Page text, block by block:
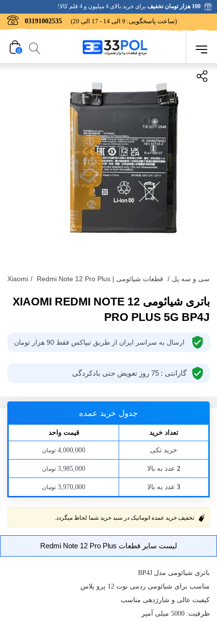
100 هزار تومان تخفیف برای خرید بالای 4 میلیون و 4 قلم کالا!
03191002535 (ساعت پاسخگویی: 9 الی 14 - 17 الی 20)
0
سی و سه پل / قطعات شیائومی | Xiaomi / Redmi Note 12 Pro Plus
باتری شیائومی XIAOMI REDMI NOTE 12
PRO PLUS 5G BP4J
ارسال به سراسر ایران از طریق تیپاکس فقط 90 هزار تومان
گارانتی : 75 روز تعویض حتی باد‌کردگی
جدول خرید عمده
تعداد خرید قیمت واحد
خرید تکی 4,000,000 تومان
2 عدد به بالا 3,985,000 تومان
3 عدد به بالا 3,970,000 تومان
تخفیف خرید عمده اتوماتیک در سبد خرید شما لحاظ میگردد.
لیست سایر قطعات Redmi Note 12 Pro Plus
باتری شیائومی مدل BP4J
مناسب برای شیائومی ردمی نوت 12 پرو پلاس
کیفیت عالی و شارژدهی مناسب
ظرفیت: 5000 میلی آمپر